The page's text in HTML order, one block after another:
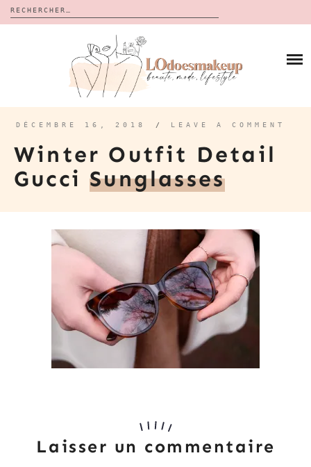
Rechercher :
CALENDRIERS DE L’AVENT
BON PLAN
À PROPOS
CONTACT
DÉCEMBRE 16, 2018 / LEAVE A COMMENT
Winter Outfit Detail
GucciSunglasses
Laisser un commentaire